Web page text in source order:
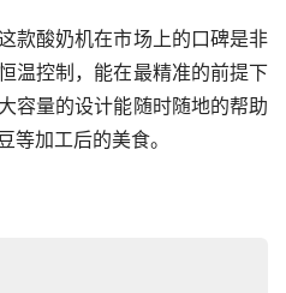
酸奶机在市场上的口碑是非
温控制，能在最精准的前提下
容量的设计能随时随地的帮助
等加工后的美食。